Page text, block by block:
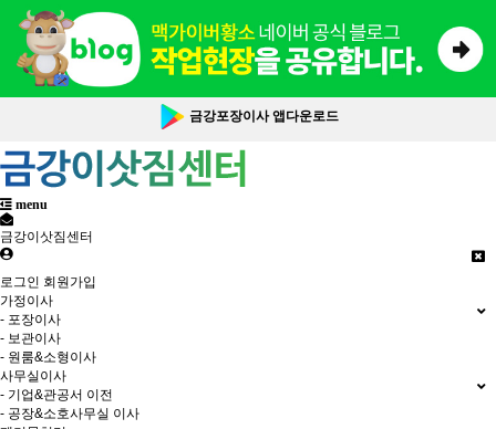
금강포장이사 앱다운로드
menu
금강이삿짐센터
로그인 회원가입
가정이사
- 포장이사
- 보관이사
- 원룸&소형이사
사무실이사
- 기업&관공서 이전
- 공장&소호사무실 이사